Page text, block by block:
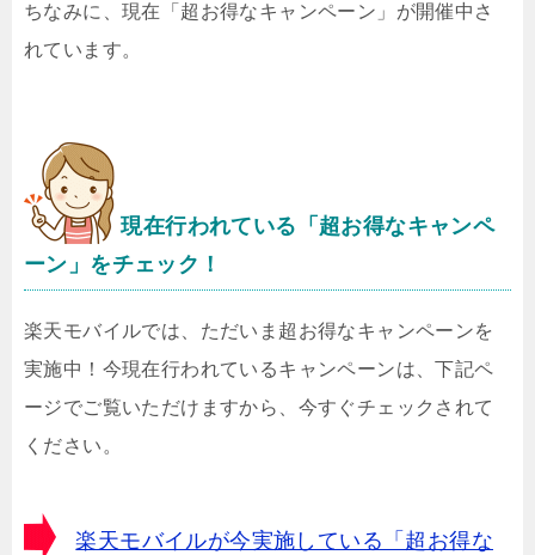
ちなみに、現在「超お得なキャンペーン」が開催中さ
れています。
現在行われている「超お得なキャンペ
ーン」をチェック！
楽天モバイルでは、ただいま超お得なキャンペーンを
実施中！今現在行われているキャンペーンは、下記ペ
ージでご覧いただけますから、今すぐチェックされて
ください。
楽天モバイルが今実施している「超お得な